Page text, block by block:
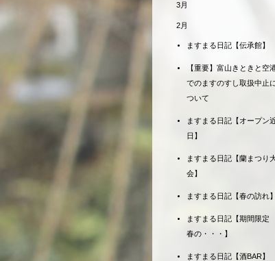
3月
2月
ますまる日記【伝承館】
【重要】富山きときと空
でのますのすし取扱中止
ついて
ますまる日記【オープン
日】
ますまる日記【蘭まつり
会】
ますまる日記【春の訪れ】
ますまる日記【期間限定
春の・・・】
ますまる日記【酒BAR】